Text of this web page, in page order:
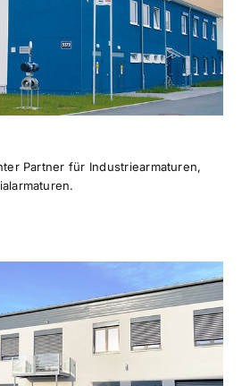
Partner für Industriearmaturen,